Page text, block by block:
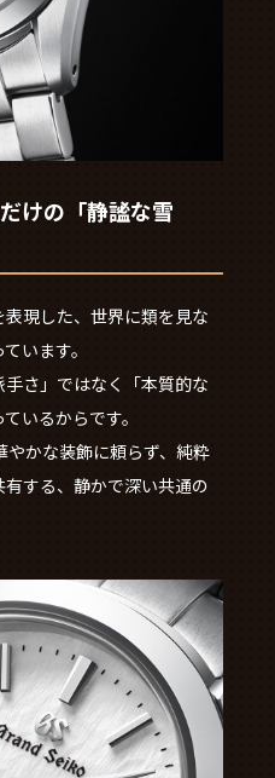
けの「静謐な雪
現した、世界に類を見な
います。
さ」ではなく「本質的な
いるからです。
やかな装飾に頼らず、純粋
する、静かで深い共通の